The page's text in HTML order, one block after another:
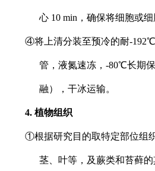
心 10 min，确保将细胞或
④将上清分装至预冷的耐-
管，液氮速冻，-80℃长期
融），干冰运输。
4. 植物组织
①根据研究目的取特定部位组
茎、叶等，及蕨类和苔藓